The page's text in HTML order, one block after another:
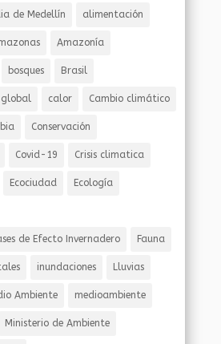
de Medellín alimentación
Amazonía
bosques Brasil
global calor Cambio climático
Conservación
Covid-19 Crisis climatica
Ecociudad Ecología
de Efecto Invernadero Fauna
inundaciones Lluvias
Ambiente medioambiente
Ministerio de Ambiente